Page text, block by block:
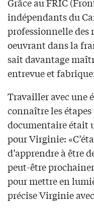
Grâce au FRIC
indépendants du
professionnelle des
oeuvrant dans la
sait davantage
entrevue et
Travailler avec une
connaître les
documentaire était
pour Virginie:
d’apprendre à être
peut-être
pour mettre en
précise Virginie